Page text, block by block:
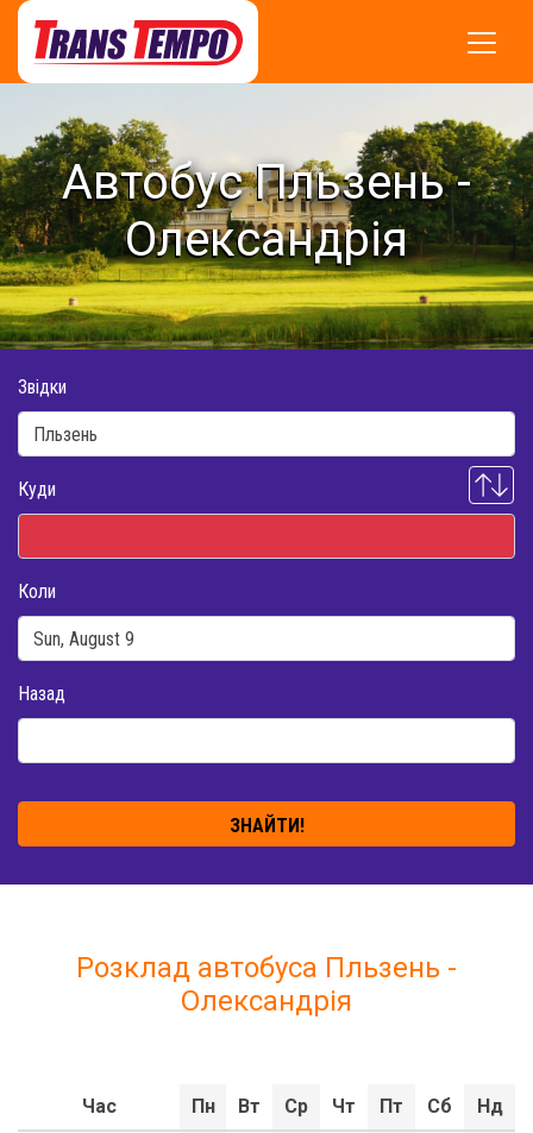
Автобус Пльзень -
Олександрія
Звідки
Куди
Коли
Назад
ЗНАЙТИ!
Розклад автобуса Пльзень -
Олександрія
Час Пн Вт Ср Чт Пт Сб Нд